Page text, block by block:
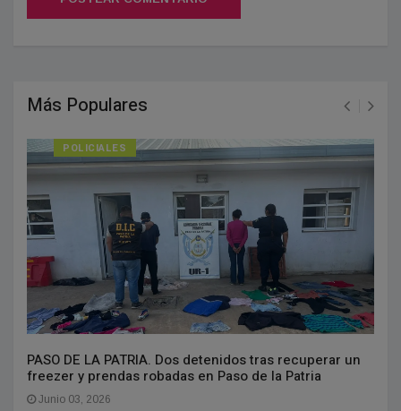
Más Populares
POLICIALES
PASO DE LA PATRIA. Dos detenidos tras recuperar un
freezer y prendas robadas en Paso de la Patria
Junio 03, 2026